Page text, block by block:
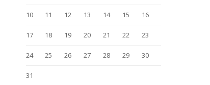
10 11 12 13 14 15 16
17 18 19 20 21 22 23
24 25 26 27 28 29 30
31